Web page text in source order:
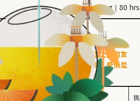
100 g｜80 hrs
享生活中的點滴，重視與伴侶之間的友
是重要的關鍵詞。對他們來說，愛情是
心靈深處的共鳴和理解。
溝通
不喜歡變化
挑